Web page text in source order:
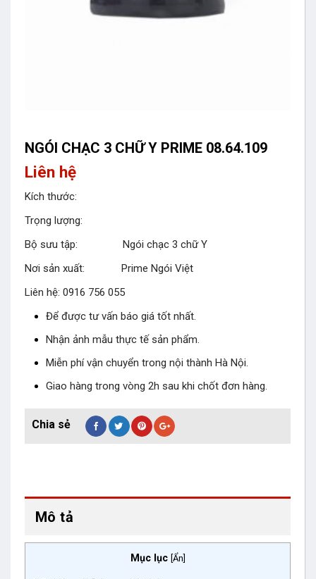
NGÓI CHẠC 3 CHỮ Y PRIME 08.64.109
Liên hệ
Kích thước:
Trọng lượng:
Bộ sưu tập: Ngói chạc 3 chữ Y
Nơi sản xuất: Prime Ngói Việt
Liên hệ: 0916 756 055
Để được tư vấn báo giá tốt nhất.
Nhận ảnh mẫu thực tế sản phẩm.
Miễn phí vận chuyển trong nội thành Hà Nội.
Giao hàng trong vòng 2h sau khi chốt đơn hàng.
Mô tả
Mục lục Ẩn